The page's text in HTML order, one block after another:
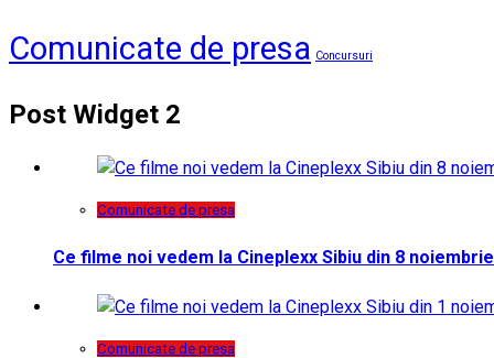
Comunicate de presa Concursuri
Post Widget 2
Comunicate de presa
Ce filme noi vedem la Cineplexx Sibiu din 8 noiembrie
Comunicate de presa